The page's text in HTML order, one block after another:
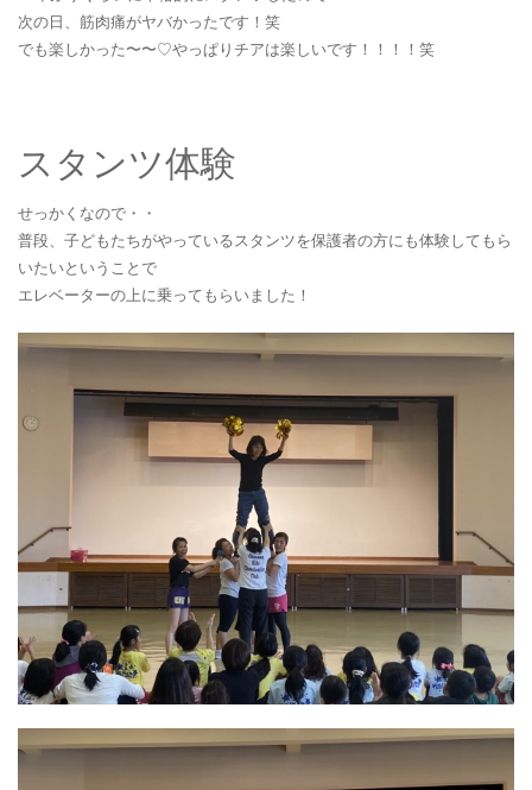
次の日、筋肉痛がヤバかったです！笑
でも楽しかった〜〜♡やっぱりチアは楽しいです！！！！笑
スタンツ体験
せっかくなので・・
普段、子どもたちがやっているスタンツを保護者の方にも体験してもら
いたいということで
エレベーターの上に乗ってもらいました！